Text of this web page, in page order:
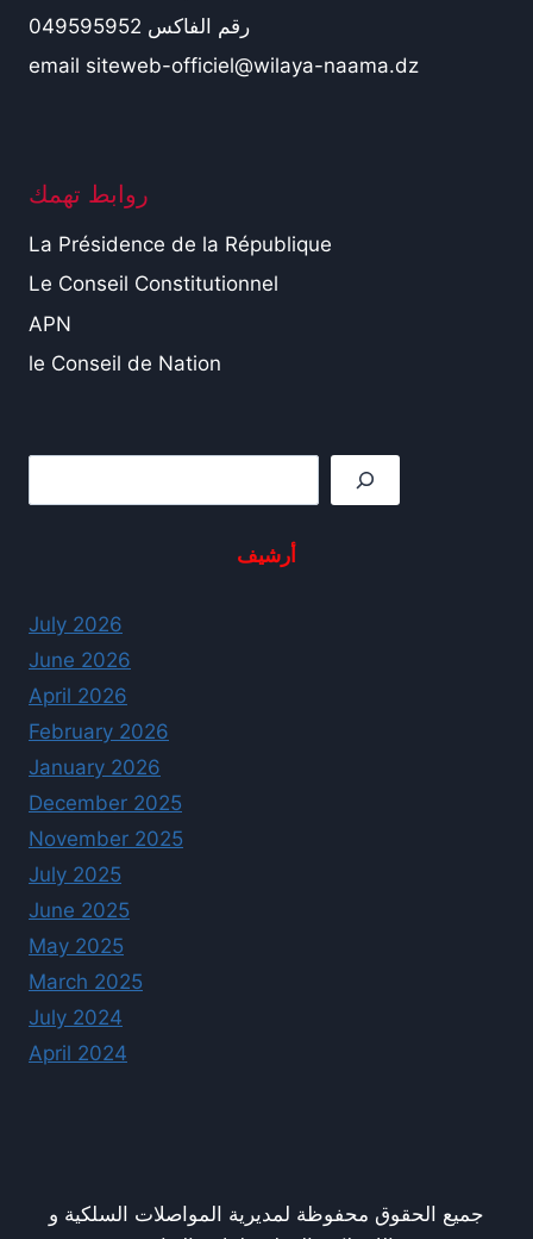
رقم الفاكس 049595952
email siteweb-officiel@wilaya-naama.dz
روابط تهمك
La Présidence de la République
Le Conseil Constitutionnel
APN
le Conseil de Nation
أرشيف
July 2026
June 2026
April 2026
February 2026
January 2026
December 2025
November 2025
July 2025
June 2025
May 2025
March 2025
July 2024
April 2024
جميع الحقوق محفوظة لمديرية المواصلات السلكية و